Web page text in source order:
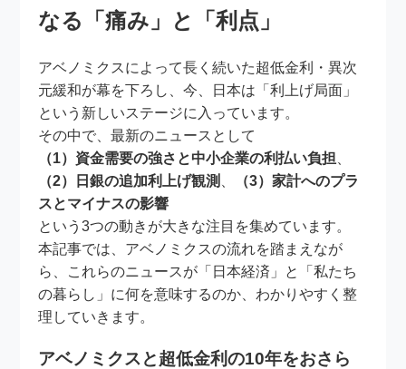
なる「痛み」と「利点」
アベノミクスによって長く続いた超低金利・異次
元緩和が幕を下ろし、今、日本は「利上げ局面」
という新しいステージに入っています。
その中で、最新のニュースとして
（1）資金需要の強さと中小企業の利払い負担
（2）日銀の追加利上げ観測
（3）家計へのプラ
スとマイナスの影響
という3つの動きが大きな注目を集めています。
本記事では、アベノミクスの流れを踏まえなが
ら、これらのニュースが「日本経済」と「私たち
の暮らし」に何を意味するのか、わかりやすく整
理していきます。
アベノミクスと超低金利の10年をおさら